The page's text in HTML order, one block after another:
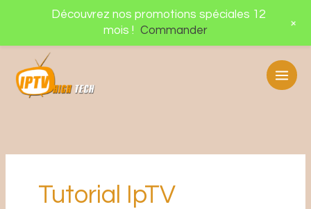
Tutorial IpTV
Découvrez nos promotions spéciales 12
mois ! Commander
+